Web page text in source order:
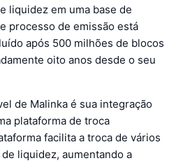
liquidez em uma base de
processo de emissão está
após 500 milhões de blocos
oito anos desde o seu
de Malinka é sua integração
plataforma de troca
facilita a troca de vários
liquidez, aumentando a